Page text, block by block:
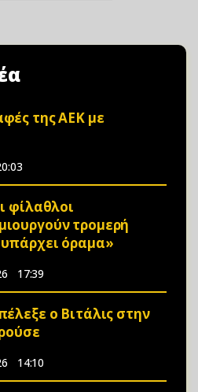
της ΑΕΚ με
φίλαθλοι
τρομερή
όραμα»
17:39
ο Βιτάλις στην
14:10